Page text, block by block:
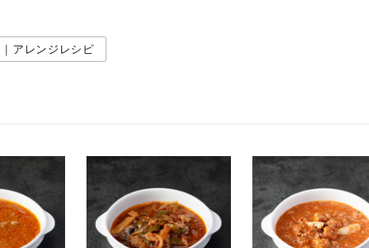
アレンジレシピ